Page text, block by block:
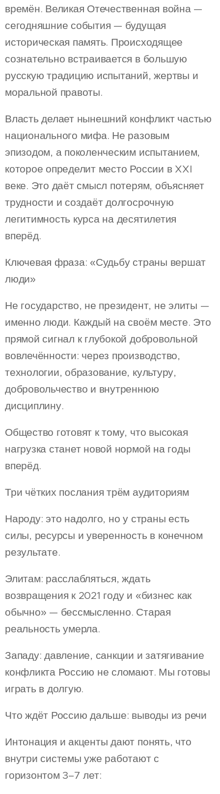
времён. Великая Отечественная война —
сегодняшние события — будущая
историческая память. Происходящее
сознательно встраивается в большую
русскую традицию испытаний, жертвы и
моральной правоты.
Власть делает нынешний конфликт частью
национального мифа. Не разовым
эпизодом, а поколенческим испытанием,
которое определит место России в XXI
веке. Это даёт смысл потерям, объясняет
трудности и создаёт долгосрочную
легитимность курса на десятилетия
вперёд.
Ключевая фраза: «Судьбу страны вершат
люди»
Не государство, не президент, не элиты —
именно люди. Каждый на своём месте. Это
прямой сигнал к глубокой добровольной
вовлечённости: через производство,
технологии, образование, культуру,
добровольчество и внутреннюю
дисциплину.
Общество готовят к тому, что высокая
нагрузка станет новой нормой на годы
вперёд.
Три чётких послания трём аудиториям
Народу: это надолго, но у страны есть
силы, ресурсы и уверенность в конечном
результате.
Элитам: расслабляться, ждать
возвращения к 2021 году и «бизнес как
обычно» — бессмысленно. Старая
реальность умерла.
Западу: давление, санкции и затягивание
конфликта Россию не сломают. Мы готовы
играть в долгую.
Что ждёт Россию дальше: выводы из речи
Интонация и акценты дают понять, что
внутри системы уже работают с
горизонтом 3–7 лет: